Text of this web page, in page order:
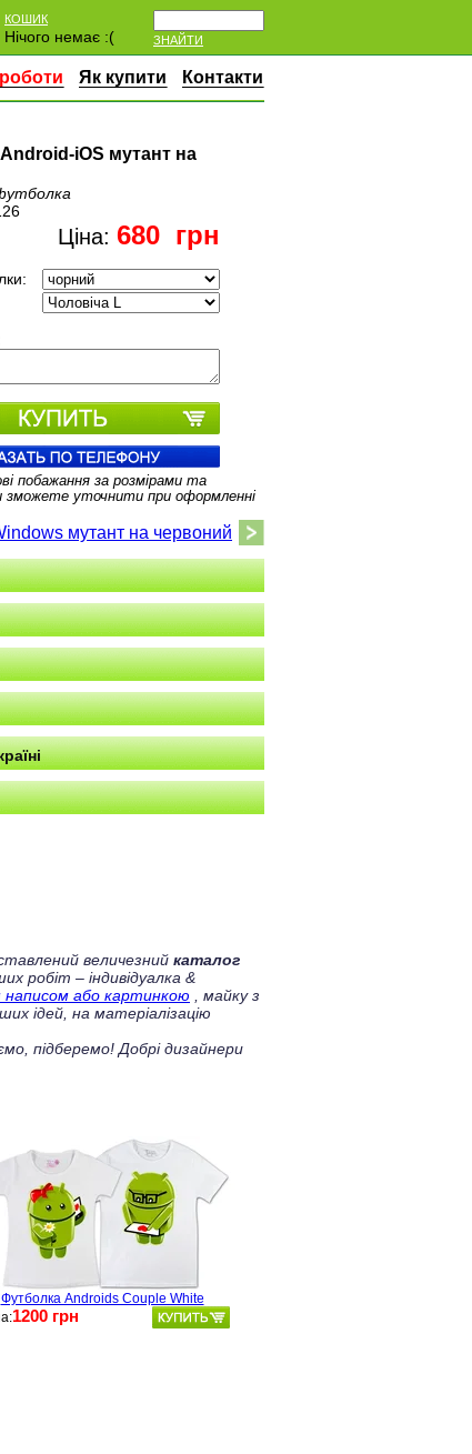
ЗНАЙТИ
КОШИК
Нічого немає :(
Як купити Контакти
iOS мутант на
Ціна: 680 грн
побажання за розмірами та
зможете уточнити при оформленні
мутант на червоний
величезний каталог
робіт – індивідуалка &
написом або картинкою , майку з
ідей, на матеріалізацію
підберемо! Добрі дизайнери
Футболка Androids Couple White
1200 грн